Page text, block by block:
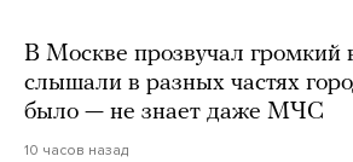
В Москве прозвучал громкий
слышали в разных частях
было — не знает даже МЧС
10 часов назад